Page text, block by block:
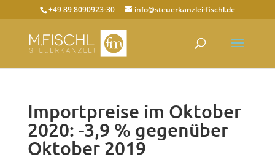
+49 89 8090923-30 info@steuerkanzlei-fischl.de
Importpreise im Oktober
2020: -3,9 % gegenüber
Oktober 2019